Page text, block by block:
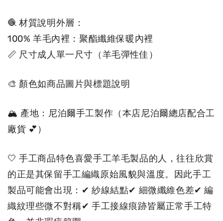
🧶 材質說明外層：
100% 羊毛內裡：聚酯纖維保暖內裡
📏 尺寸成人單一尺寸（羊毛彈性佳）
🎨 顏色如商品圖片與標題說明
🏔 產地：尼泊爾手工製作（本店尼泊爾總店配合工
廠貨 💕）
🤍 手工商品特色喜愛手工羊毛製品的人，往往欣賞
的正是其保留手工編織原始風貌與溫度。因此手工
製品可能會出現：✔ 紗線結點✔ 細微纖維色差✔ 編
織紋理些微不對稱✔ 手工接線痕跡皆屬正常手工特